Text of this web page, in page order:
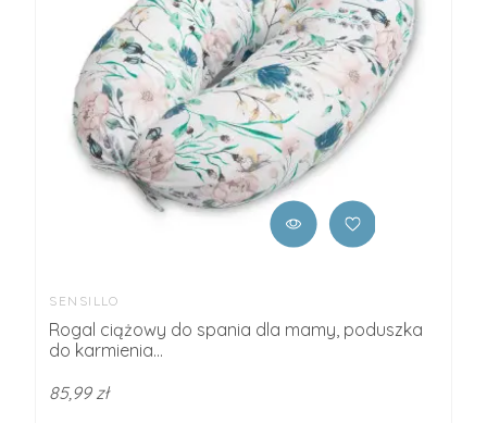
SENSILLO
Rogal ciążowy do spania dla mamy, poduszka
do karmienia...
85,99 zł